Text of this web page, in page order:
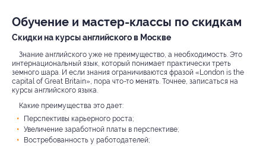
Обучение и мастер-классы по скидкам
Скидки на курсы английского в Москве
Знание английского уже не преимущество, а необходимость. Это
интернациональный язык, который понимает практически треть
земного шара. И если знания ограничиваются фразой «London is the
capital of Great Britain», пора что-то менять. Точнее, записаться на
курсы английского языка.
Какие преимущества это дает:
Перспективы карьерного роста;
Увеличение заработной платы в перспективе;
Востребованность у работодателей;